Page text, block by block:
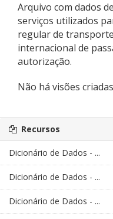
Arquivo com dados
serviços utilizados
regular de
internacional de
autorização.
Não há visões
Recursos
Dicionário de Dados - ...
Dicionário de Dados - ...
Dicionário de Dados - ...